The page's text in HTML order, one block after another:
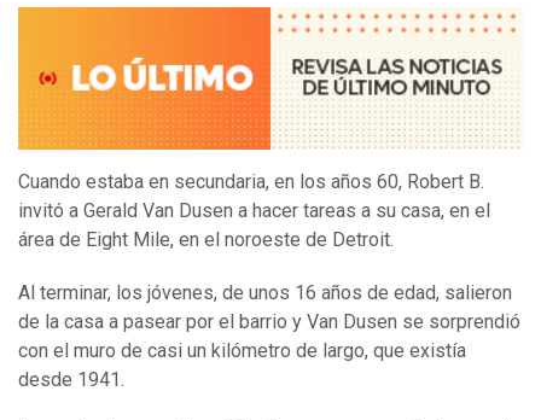
Cuando estaba en secundaria, en los años 60, Robert B.
invitó a Gerald Van Dusen a hacer tareas a su casa, en el
área de Eight Mile, en el noroeste de Detroit.
Al terminar, los jóvenes, de unos 16 años de edad, salieron
de la casa a pasear por el barrio y Van Dusen se sorprendió
con el muro de casi un kilómetro de largo, que existía
desde 1941.